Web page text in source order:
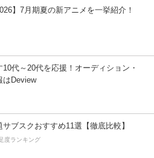
】7月期夏の新アニメを一挙紹介！
代～20代を応援！オーディション・
はDeview
ブスクおすすめ11選【徹底比較】
度ランキング